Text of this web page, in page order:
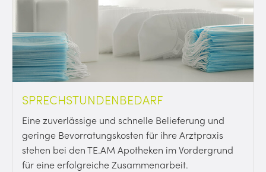
SPRECHSTUNDENBEDARF
Eine zuverlässige und schnelle Belieferung und
geringe Bevorratungskosten für ihre Arztpraxis
stehen bei den TE.AM Apotheken im Vordergrund
für eine erfolgreiche Zusammenarbeit.